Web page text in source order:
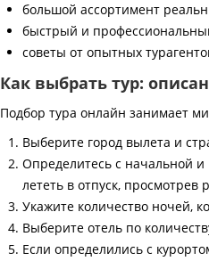
большой ассортимент
быстрый и
советы от опытных
Как выбрать тур:
Подбор тура онлайн занимает
Выберите город вылета и
Определитесь с начальной
лететь в отпуск, просмотрев
Укажите количество ночей,
Выберите отель по
Если определились с